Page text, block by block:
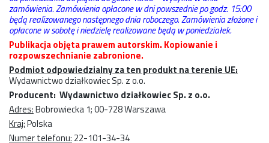
zamówienia. Zamówienia opłacone w dni powszednie po godz. 15:00
będą realizowanego następnego dnia roboczego. Zamówienia złożone i
opłacone w sobotę i niedzielę realizowane będą w poniedziałek.
Publikacja objęta prawem autorskim. Kopiowanie i
rozpowszechnianie zabronione.
Podmiot odpowiedzialny za ten produkt na terenie UE:
Wydawnictwo działkowiec Sp. z o.o.
Producent: Wydawnictwo działkowiec Sp. z o.o.
Adres:Bobrowiecka 1; 00-728 Warszawa
Kraj:Polska
Numer telefonu: 22-101-34-34